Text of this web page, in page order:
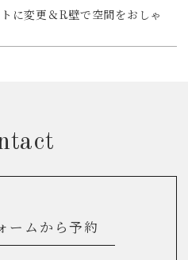
に変更＆R壁で空間をおしゃ
ームから予約